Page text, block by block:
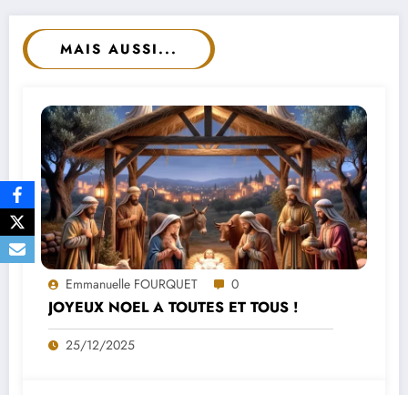
MAIS AUSSI...
Emmanuelle FOURQUET 0
JOYEUX NOEL A TOUTES ET TOUS !
25/12/2025